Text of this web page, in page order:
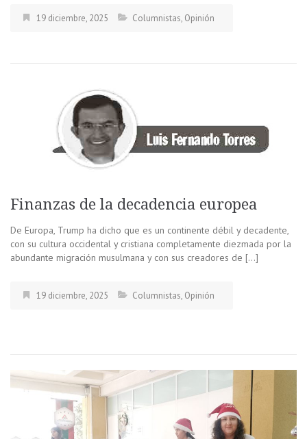
19 diciembre, 2025 Columnistas, Opinión
Finanzas de la decadencia europea
De Europa, Trump ha dicho que es un continente débil y decadente,
con su cultura occidental y cristiana completamente diezmada por la
abundante migración musulmana y con sus creadores de […]
19 diciembre, 2025 Columnistas, Opinión